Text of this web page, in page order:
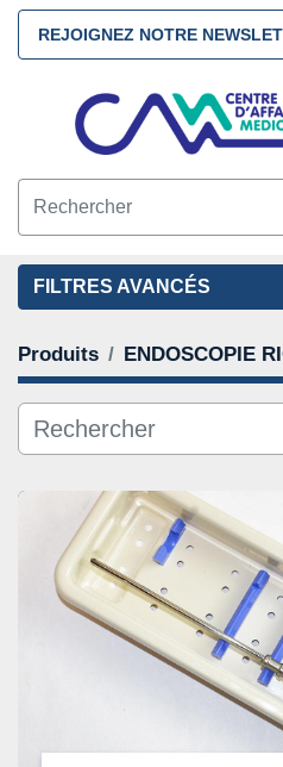
REJOIGNEZ NOTRE
FILTRES AVANCÉS
FILTRES (2)
ENDOSCOPIE RIGIDE
Produits ENDOSCOPIE